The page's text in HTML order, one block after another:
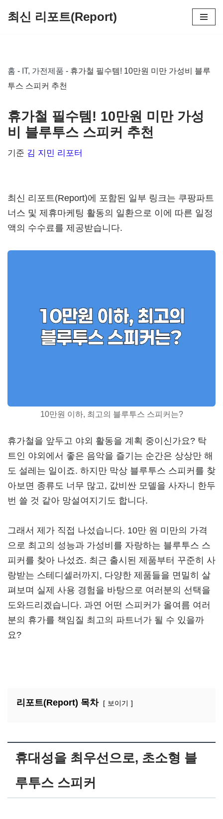
로
건
뛰
기
최신 리포트(Report)
홈 - IT, 가전제품 - 휴가철 필수템! 10만원 미만 가성비 블루
투스 스피커 추천
휴가철 필수템! 10만원 미만 가성
비 블루투스 스피커 추천
기준 김 지민 리포터
최신 리포트(Report)에 포함된 일부 링크는 쿠팡파트
너스 및 제휴마케팅 활동의 일환으로 이에 따른 일정
액의 수수료를 제공받습니다.
10만원 이하, 최고의 블루투스 스피커는?
휴가철을 앞두고 야외 활동을 계획 중이신가요? 탁
트인 야외에서 좋은 음악을 즐기는 순간은 상상만 해
도 설레는 일이죠. 하지만 막상 블루투스 스피커를 찾
아보면 종류도 너무 많고, 값비싼 모델을 사자니 한두
번 쓸 것 같아 망설여지기도 합니다.
그래서 제가 직접 나섰습니다. 10만 원 미만의 가격
으로 최고의 성능과 가성비를 자랑하는 블루투스 스
피커를 찾아 나섰죠. 최근 출시된 제품부터 꾸준히 사
랑받는 스테디셀러까지, 다양한 제품들을 면밀히 살
펴보며 실제 사용 경험을 바탕으로 여러분의 선택을
도와드리겠습니다. 과연 어떤 스피커가 올여름 여러
분의 휴가를 책임질 최고의 파트너가 될 수 있을까
요?
리포트(Report) 목차 보이기
휴대성을 최우선으로, 초소형 블
루투스 스피커